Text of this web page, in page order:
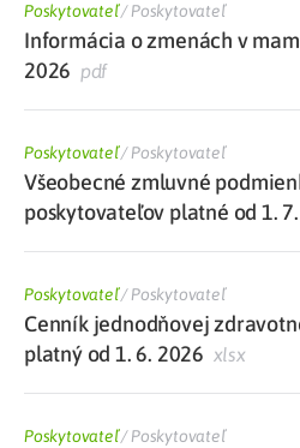
Poskytovateľ/Poskytovateľ
Informácia o zmenách v
2026 pdf
Poskytovateľ/Poskytovateľ
Všeobecné zmluvné
poskytovateľov platné od 1.
Poskytovateľ/Poskytovateľ
Cenník jednodňovej
platný od 1. 6. 2026 xlsx
Poskytovateľ/Poskytovateľ